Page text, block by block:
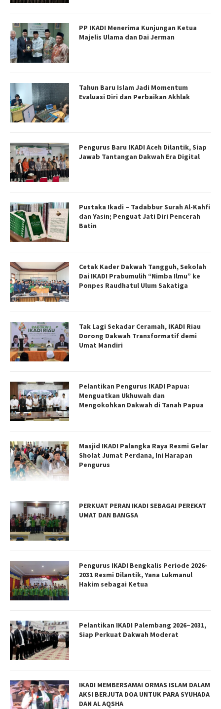
PP IKADI Menerima Kunjungan Ketua
Majelis Ulama dan Dai Jerman
Tahun Baru Islam Jadi Momentum
Evaluasi Diri dan Perbaikan Akhlak
Pengurus Baru IKADI Aceh Dilantik, Siap
Jawab Tantangan Dakwah Era Digital
Pustaka Ikadi – Tadabbur Surah Al-Kahfi
dan Yasin; Penguat Jati Diri Pencerah
Batin
Cetak Kader Dakwah Tangguh, Sekolah
Dai IKADI Prabumulih “Nimba Ilmu” ke
Ponpes Raudhatul Ulum Sakatiga
Tak Lagi Sekadar Ceramah, IKADI Riau
Dorong Dakwah Transformatif demi
Umat Mandiri
Pelantikan Pengurus IKADI Papua:
Menguatkan Ukhuwah dan
Mengokohkan Dakwah di Tanah Papua
Masjid IKADI Palangka Raya Resmi Gelar
Sholat Jumat Perdana, Ini Harapan
Pengurus
PERKUAT PERAN IKADI SEBAGAI PEREKAT
UMAT DAN BANGSA
Pengurus IKADI Bengkalis Periode 2026-
2031 Resmi Dilantik, Yana Lukmanul
Hakim sebagai Ketua
Pelantikan IKADI Palembang 2026–2031,
Siap Perkuat Dakwah Moderat
IKADI MEMBERSAMAI ORMAS ISLAM DALAM
AKSI BERJUTA DOA UNTUK PARA SYUHADA
DAN AL AQSHA